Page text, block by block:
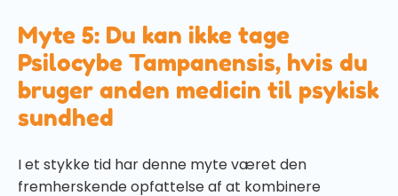
Myte 5: Du kan ikke tage
Psilocybe Tampanensis, hvis du
bruger anden medicin til psykisk
sundhed
I et stykke tid har denne myte været den
fremherskende opfattelse af at kombinere